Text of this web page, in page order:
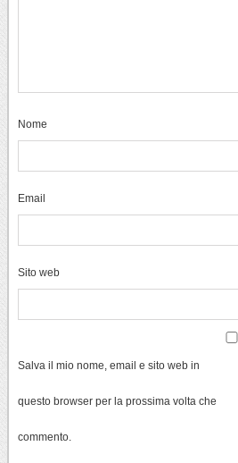
Nome
Email
Sito web
Salva il mio nome, email e sito web in
questo browser per la prossima volta che
commento.